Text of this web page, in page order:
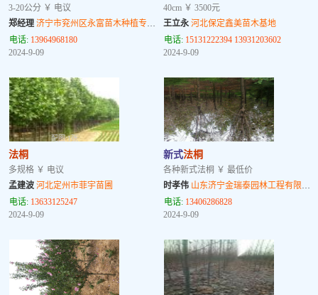
3-20公分 ￥ 电议
郑经理 济宁市兖州区永富苗木种植专业合作社
电话: 13964968180
2024-9-09
40cm ￥ 3500元
王立永河北保定鑫美苗木基地
电话: 15131222394 13931203602
2024-9-09
配图:1张
法桐
多规格 ￥ 电议
孟建波 河北定州市菲宇苗圃
电话: 13633125247
2024-9-09
配图:1张
新式法桐
各种新式法桐 ￥ 最低价
时孝伟 山东济宁金瑞泰园林工程有限公司
电话: 13406286828
2024-9-09